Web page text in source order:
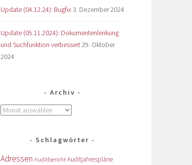
Update (04.12.24): Bugfix 3. Dezember 2024
Update (05.11.2024): Dokumentenlenkung
und Suchfunktion verbessert29. Oktober
2024
Archiv
Schlagwörter
Adressen AuditberichtAuditjahrespläne